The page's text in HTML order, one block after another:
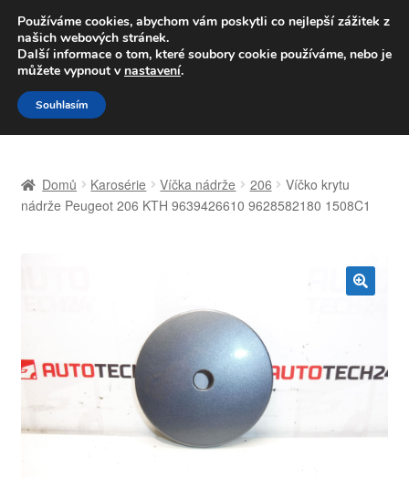
DOPRAVA od 139,-Kč
Volejte po-pá 9-16 704 494 494
Přeskočit
na
navigaci
Přejít
k
obsahu
Celosvětová doprava
O nás
Domů Karosérie Víčka nádrže 206
Víčko krytu
nádrže Peugeot 206 KTH 9639426610 9628582180 1508C1
Používáme cookies, abychom vám poskytli co nejlepší zážitek z
našich webových stránek.
Další informace o tom, které soubory cookie používáme, nebo je
můžete vypnout v nastavení.
Souhlasím